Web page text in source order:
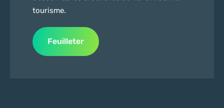
tourisme.
Feuilleter